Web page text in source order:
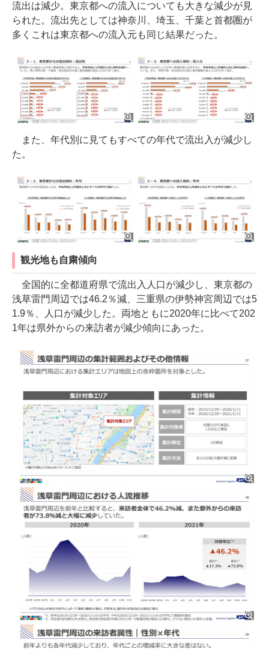
流出は減少。東京都への流入についても大きな減少が見
られた。流出先としては神奈川、埼玉、千葉と首都圏が
多くこれは東京都への流入元も同じ結果だった。
また、年代別に見てもすべての年代で流出入が減少し
た。
観光地も自粛傾向
全国的に全都道府県で流出入人口が減少し、東京都の
浅草雷門周辺では46.2％減、三重県の伊勢神宮周辺では5
1.9％、人口が減少した。両地ともに2020年に比べて202
1年は県外からの来訪者が減少傾向にあった。